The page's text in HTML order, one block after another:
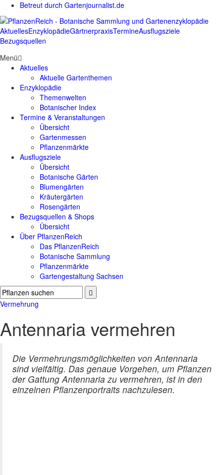
Betreut durch Gartenjournalist.de
AktuellesEnzyklopädieGärtnerpraxisTermineAusflugsziele
Bezugsquellen
Menü
Aktuelles
Aktuelle Gartenthemen
Enzyklopädie
Themenwelten
Botanischer Index
Termine & Veranstaltungen
Übersicht
Gartenmessen
Pflanzenmärkte
Ausflugsziele
Übersicht
Botanische Gärten
Blumengärten
Kräutergärten
Rosengärten
Bezugsquellen & Shops
Übersicht
Über PflanzenReich
Das PflanzenReich
Botanische Sammlung
Pflanzenmärkte
Gartengestaltung Sachsen
Vermehrung
Antennaria vermehren
Die Vermehrungsmöglichkeiten von Antennaria
sind vielfältig. Das genaue Vorgehen, um Pflanzen
der Gattung Antennaria zu vermehren, ist in den
einzelnen Pflanzenportraits nachzulesen.